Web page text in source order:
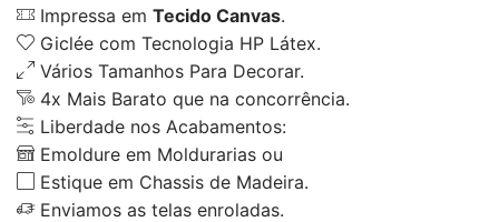
Impressa em Tecido Canvas.
Giclée com Tecnologia HP Látex.
Vários Tamanhos Para Decorar.
4x Mais Barato que na concorrência.
Liberdade nos Acabamentos:
Emoldure em Moldurarias ou
Estique em Chassis de Madeira.
Enviamos as telas enroladas.